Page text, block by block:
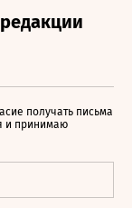
получать письма
и принимаю